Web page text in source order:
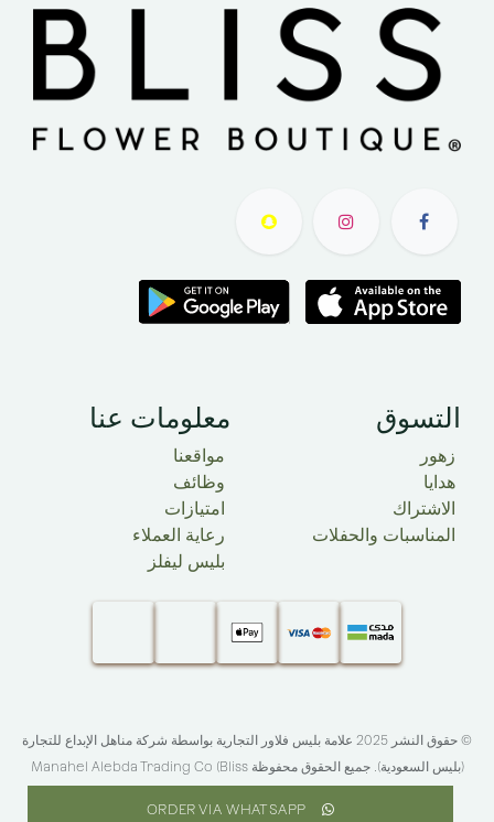
ORDER VIA WHATSAPP
التسوق​
زهور
هدايا
الاشتراك
المناسبات والحفلات
معلومات عنا
مواقعنا
وظائف
امتيازات
رعاية العملاء
بليس ليفلز
© حقوق النشر 2025 علامة بليس فلاور التجارية بواسطة شركة مناهل الإبداع للتجارة
(بليس السعودية). جميع الحقوق محفوظة​ Manahel Alebda Trading Co (Bliss